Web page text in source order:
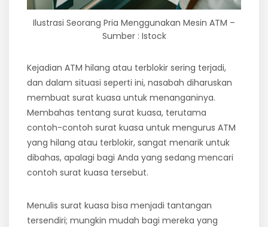
Ilustrasi Seorang Pria Menggunakan Mesin ATM –
Sumber : Istock
Kejadian ATM hilang atau terblokir sering terjadi,
dan dalam situasi seperti ini, nasabah diharuskan
membuat surat kuasa untuk menanganinya.
Membahas tentang surat kuasa, terutama
contoh-contoh surat kuasa untuk mengurus ATM
yang hilang atau terblokir, sangat menarik untuk
dibahas, apalagi bagi Anda yang sedang mencari
contoh surat kuasa tersebut.
Menulis surat kuasa bisa menjadi tantangan
tersendiri; mungkin mudah bagi mereka yang